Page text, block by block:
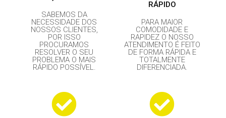
SABEMOS DA
NECESSIDADE DOS
NOSSOS CLIENTES,
POR ISSO
PROCURAMOS
RESOLVER O SEU
PROBLEMA O MAIS
RÁPIDO POSSÍVEL.
RÁPIDO
PARA MAIOR
COMODIDADE E
RAPIDEZ O NOSSO
ATENDIMENTO É FEITO
DE FORMA RÁPIDA E
TOTALMENTE
DIFERENCIADA.